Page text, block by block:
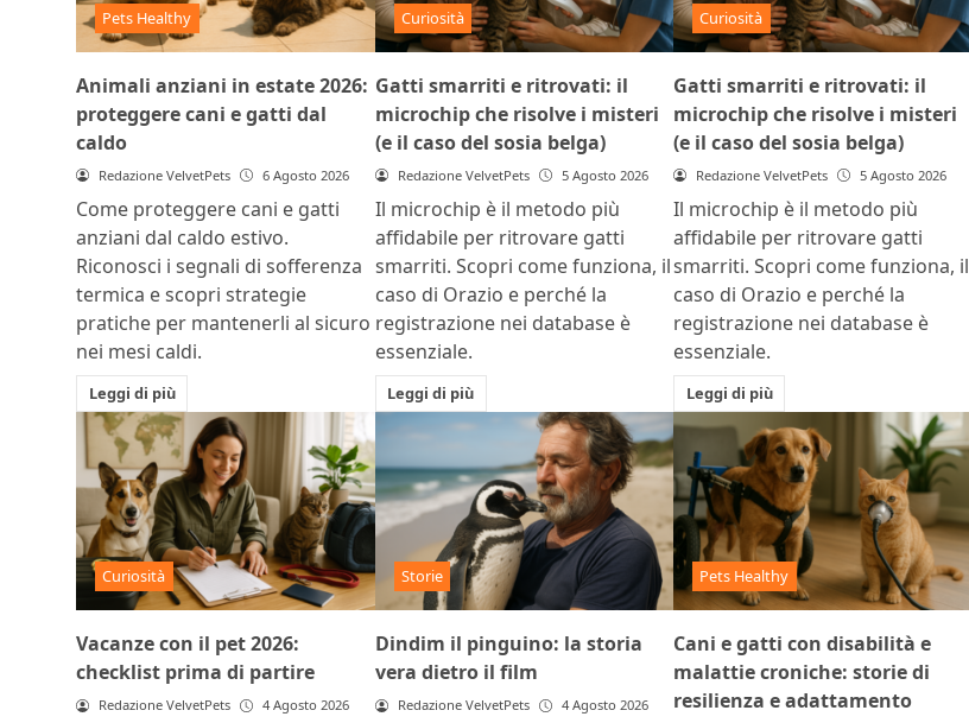
Pets Healthy
Animali anziani in estate 2026:
proteggere cani e gatti dal
caldo
Redazione VelvetPets 6 Agosto 2026
Come proteggere cani e gatti
anziani dal caldo estivo.
Riconosci i segnali di sofferenza
termica e scopri strategie
pratiche per mantenerli al sicuro
nei mesi caldi.
Leggi di più
Curiosità
Gatti smarriti e ritrovati: il
microchip che risolve i misteri
(e il caso del sosia belga)
Redazione VelvetPets 5 Agosto 2026
Il microchip è il metodo più
affidabile per ritrovare gatti
smarriti. Scopri come funziona, il
caso di Orazio e perché la
registrazione nei database è
essenziale.
Leggi di più
Curiosità
Gatti smarriti e ritrovati: il
microchip che risolve i misteri
(e il caso del sosia belga)
Redazione VelvetPets 5 Agosto 2026
Il microchip è il metodo più
affidabile per ritrovare gatti
smarriti. Scopri come funziona, il
caso di Orazio e perché la
registrazione nei database è
essenziale.
Leggi di più
Curiosità
Vacanze con il pet 2026:
checklist prima di partire
Redazione VelvetPets 4 Agosto 2026
Storie
Dindim il pinguino: la storia
vera dietro il film
Redazione VelvetPets 4 Agosto 2026
Pets Healthy
Cani e gatti con disabilità e
malattie croniche: storie di
resilienza e adattamento